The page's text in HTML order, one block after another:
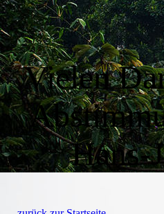
Vielen
Hans-